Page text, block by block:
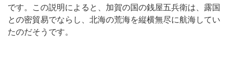
です。この説明によると、加賀の国の銭屋五兵衛は、露国
との密貿易でならし、北海の荒海を縦横無尽に航海してい
たのだそうです。